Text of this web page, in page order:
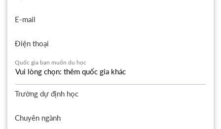
E-mail
Điện thoại
Quốc gia bạn muốn du học
Trường dự định học
Chuyên ngành